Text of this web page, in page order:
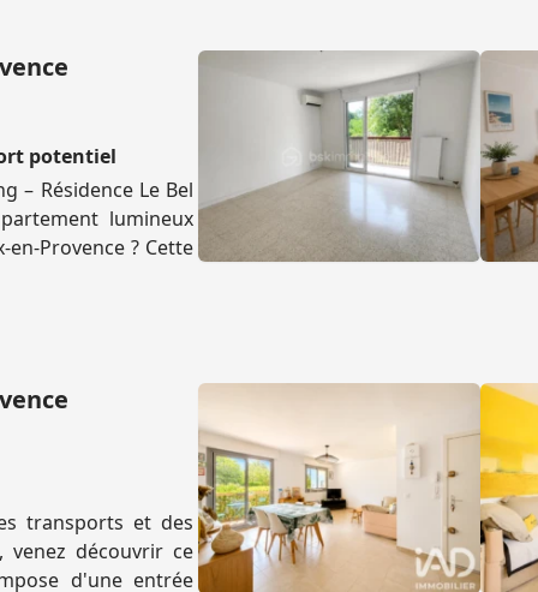
potentiel
– Résidence Le Bel
lumineux
Provence ? Cette
transports et des
venez découvrir ce
d'une entrée